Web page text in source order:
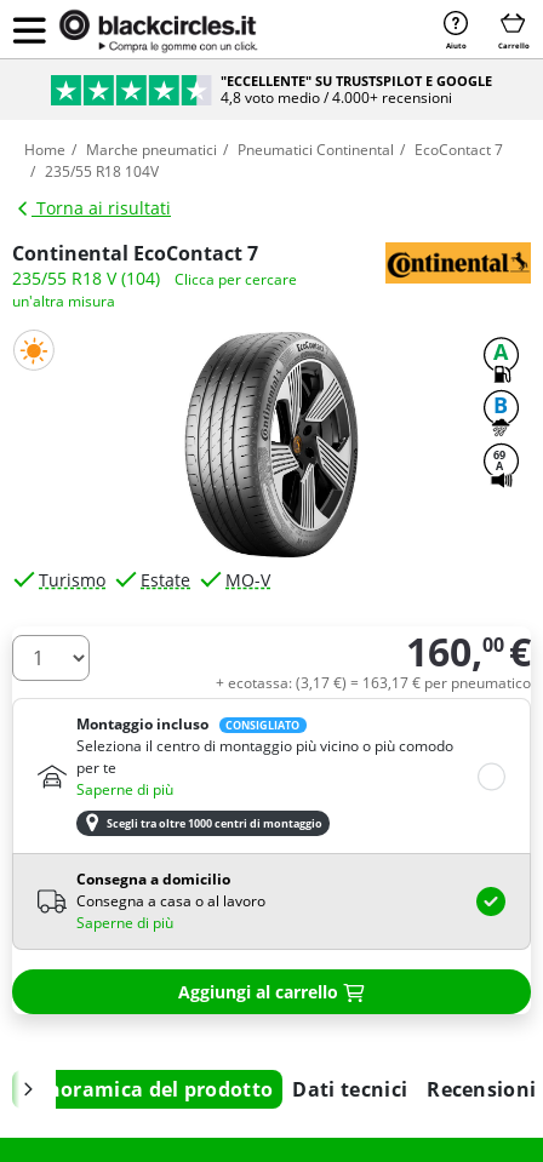
Aiuto Carrello
"ECCELLENTE" SU TRUSTSPILOT E GOOGLE
4,8 voto medio / 4.000+ recensioni
Home Marche pneumatici Pneumatici Continental
EcoContact 7
235/55 R18 104V
Torna ai risultati
Continental EcoContact 7
235/55 R18 V (104)
Clicca per cercare
un'altra misura
A
B
69
A
Turismo Estate MO-V
Quantità 160,00 €
+ ecotassa: (3,17€) = 163,17€ per pneumatico
Montaggio incluso
CONSIGLIATO
Seleziona il centro di montaggio più vicino o più comodo
per te
Saperne di più
Scegli tra oltre 1000 centri di montaggio
Consegna a domicilio
Consegna a casa o al lavoro
Saperne di più
Aggiungi al carrello
Panoramica del prodotto Dati tecnici Recensioni